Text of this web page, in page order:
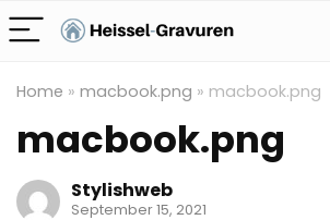
Home » macbook.png » macbook.png
macbook.png
Stylishweb
September 15, 2021